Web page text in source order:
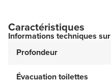
Caractéristiques
Informations techniques
Profondeur
Évacuation toilettes